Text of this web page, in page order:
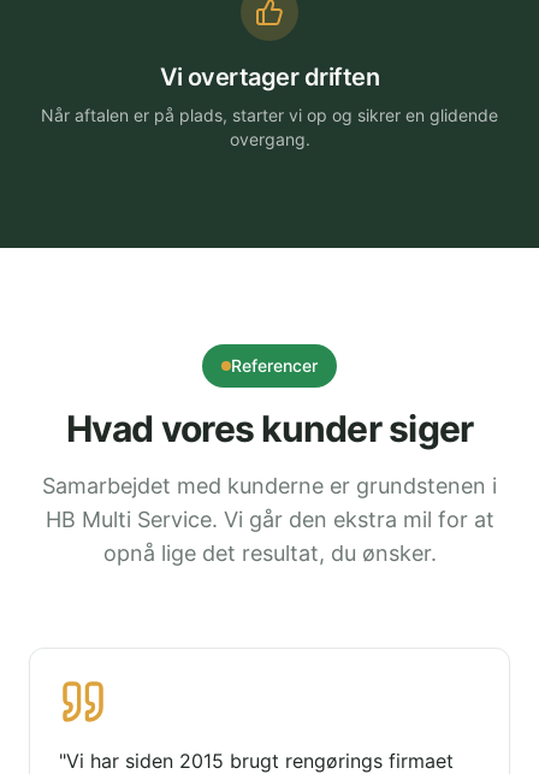
Vi overtager driften
Når aftalen er på plads, starter vi op og sikrer en glidende
overgang.
Referencer
Hvad vores kunder siger
Samarbejdet med kunderne er grundstenen i
HB Multi Service. Vi går den ekstra mil for at
opnå lige det resultat, du ønsker.
"Vi har siden 2015 brugt rengørings firmaet